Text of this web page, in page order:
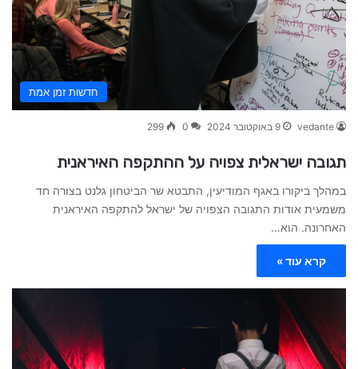
חדשות זמן אמת
vedante 9 באוקטובר 2024 0
299
תגובה ישראלית צפויה על ההתקפה האיראנית
במהלך ביקורו באגף המודיעין, התבטא שר הביטחון גלנט בצורה חד
משמעית אודות התגובה הצפויה של ישראל להתקפה האיראנית
האחרונה. הוא…
קרא עוד »